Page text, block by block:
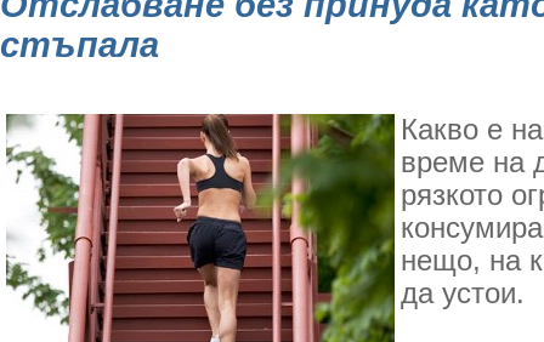
стъпала
Какво е
време на
рязкото
нещо, на
да устои.